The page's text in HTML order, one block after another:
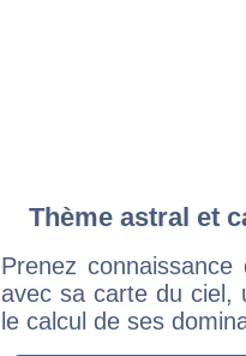
Thème astral et
Prenez
avec sa carte du ciel,
le calcul de ses